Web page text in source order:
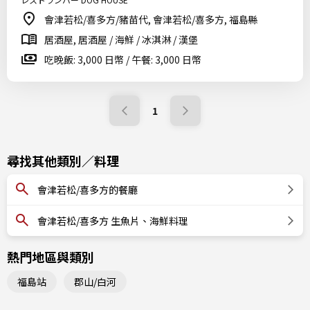
會津若松/喜多方/豬苗代, 會津若松/喜多方, 福島縣
居酒屋, 居酒屋 / 海鮮 / 冰淇淋 / 漢堡
吃晚飯: 3,000 日幣 / 午餐: 3,000 日幣
1
尋找其他類別／料理
會津若松/喜多方的餐廳
會津若松/喜多方 生魚片、海鮮料理
熱門地區與類別
福島站 郡山/白河